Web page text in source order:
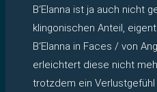
B‘Elanna ist ja auch nicht
klingonischen Anteil,
B‘Elanna in Faces / von
erleichtert diese nicht
trotzdem ein